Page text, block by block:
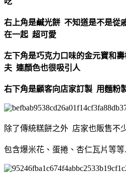
右上角是鹹光餅 不知道是不是從
在一起 超可愛
左下角是巧克力口味的金元寶和
夫 連顏色也很吸引人
右下角是顧客向店家訂製 用麵粉
除了傳統糕餅之外 店家也販售不
包含爆米花、蛋捲、杏仁瓦片等等